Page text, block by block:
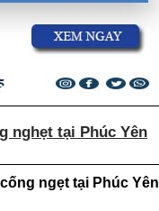
nghẹt tại Phúc Yên
ngẹt tại Phúc Yên